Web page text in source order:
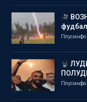
Плусинфо
Плусинфо